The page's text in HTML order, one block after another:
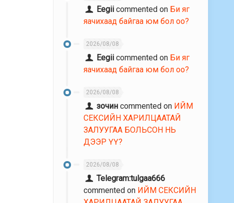
Eegii commented on Би яг
яачихаад байгаа юм бол оо?
2026/08/08
Eegii commented on Би яг
яачихаад байгаа юм бол оо?
2026/08/08
зочин commented on ИЙМ
СЕКСИЙН ХАРИЛЦААТАЙ
ЗАЛУУГАА БОЛЬСОН НЬ
ДЭЭР ҮҮ?
2026/08/08
Telegram:tulgaa666
commented on ИЙМ СЕКСИЙН